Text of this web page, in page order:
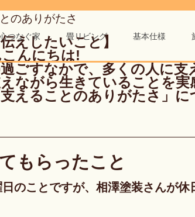
つなぐ家 畳リビング 基本仕様
のありがたさ
えしたいこと】
んにちは!
ごすなかで、多くの人に支
ながら生きていることを実
えることのありがたさ」
もらったこと
のことですが、相澤塗装さんが